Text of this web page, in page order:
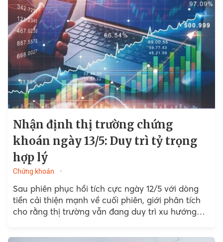
Nhận định thị trường chứng
khoán ngày 13/5: Duy trì tỷ trọng
hợp lý
Chứng khoán
Sau phiên phục hồi tích cực ngày 12/5 với dòng
tiền cải thiện mạnh về cuối phiên, giới phân tích
cho rằng thị trường vẫn đang duy trì xu hướng